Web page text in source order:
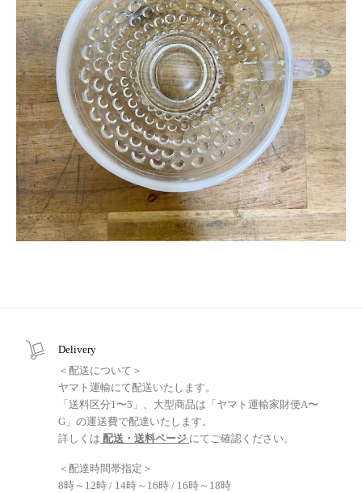
Delivery
＜配送について＞
ヤマト運輸にて配送いたします。
「送料区分1〜5」、大型商品は「ヤマト運輸家財便A〜
G」の運送費で配達いたします。
詳しくは 配送・送料ページ にてご確認ください。
＜配達時間帯指定＞
8時～12時 / 14時～16時 / 16時～18時